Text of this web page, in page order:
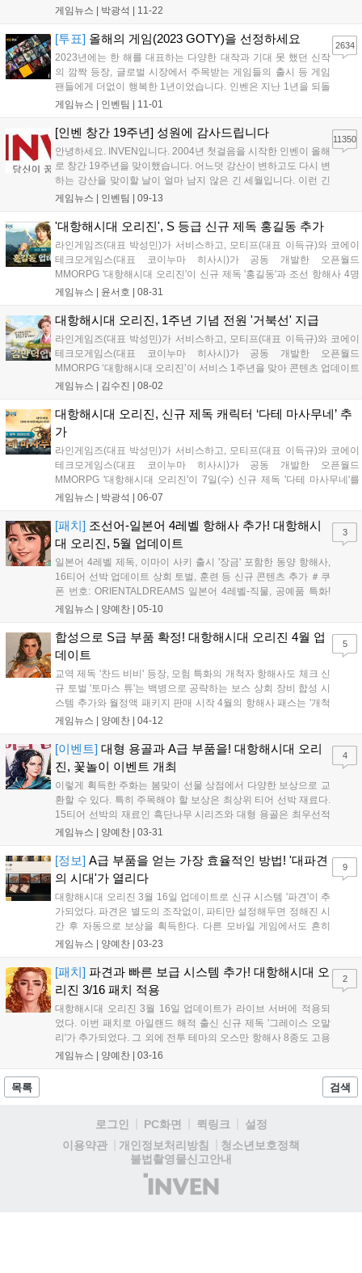
10명을 업데이트 했다고 22일 밝혔다. S등급 신규 제독 ‘피리 레이스’는
를 떠...
게임뉴스 | 박광석 11-22
[투표] 올해의 게임(2023 GOTY)을 선정하세요
2023년에는 한 해를 대표하는 다양한 대작과 기대 못 했던 신작
의 깜짝 등장, 글로벌 시장에서 주목받는 게임들의 출시 등 게임
팬들에게 더없이 행복한 1년이었습니다. 인벤은 지난 1년을 되돌
아보고 업계 전체의 창의성과 기술적 성취를 제고하고자 게임 시
함께 반영하고자 합니다. 이를 위해 202...
게임뉴스 | 인벤팀 11-01
2634
[인벤 창간 19주년] 성원에 감사드립니다
안녕하세요. INVEN입니다. 2004년 첫걸음을 시작한 인벤이 올해
로 창간 19주년을 맞이했습니다. 어느덧 강산이 변하고도 다시 변
하는 강산을 맞이할 날이 얼마 남지 않은 긴 세월입니다. 이런 긴
시간을 달려올 수 있던 원동력은 함께 해주신 유저분의 애정이 어
께 다시 한번 감사드립니다. 역동적...
게임뉴스 | 인벤팀 09-13
11350
'대항해시대 오리진', S 등급 신규 제독 홍길동 추가
라인게임즈(대표 박성민)가 서비스하고, 모티프(대표 이득규)와 코에이
테크모게임스(대표 코이누마 히사시)가 공동 개발한 오픈월드
MMORPG '대항해시대 오리진'이 신규 제독 '홍길동'과 조선 항해사 4명
을 업데이트했다고 31일 밝혔다. '홍길동'은 S등급 신규 제독 캐릭터다.
이 됐으며,...
게임뉴스 | 윤서호 08-31
대항해시대 오리진, 1주년 기념 전원 '거북선' 지급
라인게임즈(대표 박성민)가 서비스하고, 모티프(대표 이득규)와 코에이
테크모게임스(대표 코이누마 히사시)가 공동 개발한 오픈월드
MMORPG ‘대항해시대 오리진’이 서비스 1주년을 맞아 콘텐츠 업데이트
와 이용자 혜택 이벤트를 진행한다. 먼저 새로운 S등급 제독 캐릭터 ‘김
통받는 사람들...
게임뉴스 | 김수진 08-02
대항해시대 오리진, 신규 제독 캐릭터 ‘다테 마사무네’ 추
가
라인게임즈(대표 박성민)가 서비스하고, 모티프(대표 이득규)와 코에이
테크모게임스(대표 코이누마 히사시)가 공동 개발한 오픈월드
MMORPG '대항해시대 오리진'이 7일(수) 신규 제독 '다테 마사무네'를
추가하고, 예술 항해사 8명과 신규 콘텐츠를 업데이트했다. S등급 신규
해 모험을...
게임뉴스 | 박광석 06-07
[패치] 조선어-일본어 4레벨 항해사 추가! 대항해시
대 오리진, 5월 업데이트
일본어 4레벨 제독, 이마이 사키 출시 '장금' 포함한 동양 항해사,
16티어 선박 업데이트 상회 토벌, 훈련 등 신규 콘텐츠 추가 ＃쿠
폰 번호: ORIENTALDREAMS 일본어 4레벨-직물, 공예품 특화!
신규 제독 이마이 사키 출시 5월의 신규 제독, 이마이 사키는 교역
투 능력치를 갖고...
게임뉴스 | 양예찬 05-10
3
합성으로 S급 부품 확정! 대항해시대 오리진 4월 업
데이트
교역 제독 '찬드 비비' 등장, 모험 특화의 개척자 항해사도 체크 신
규 토벌 '토마스 튜'는 백병으로 공략하는 보스 상회 장비 합성 시
스템 추가와 월정액 패키지 판매 시작 4월의 항해사 패스는 '개척
자'를 테마로 한 모험 항해사들이다. 총 8명의 항해사가 추가된다.
론'이다. 상대적으로 선호도가...
게임뉴스 | 양예찬 04-12
5
[이벤트] 대형 용골과 A급 부품을! 대항해시대 오리
진, 꽃놀이 이벤트 개최
이렇게 획득한 주화는 봄맞이 선물 상점에서 다양한 보상으로 교
환할 수 있다. 특히 주목해야 할 보상은 최상위 티어 선박 재료다.
15티어 선박의 재료인 흑단나무 시리즈와 대형 용골은 최우선적
으로 교환할 것을 추천한다. 이외에도 토벌전 추가로 A급 가공 금
좋다. 메인 이벤트인 꽃놀이 이벤트 외...
게임뉴스 | 양예찬 03-31
4
[정보] A급 부품을 얻는 가장 효율적인 방법! '대파견
의 시대'가 열리다
대항해시대 오리진 3월 16일 업데이트로 신규 시스템 '파견'이 추
가되었다. 파견은 별도의 조작없이, 파티만 설정해두면 정해진 시
간 후 자동으로 보상을 획득한다. 다른 모바일 게임에서도 흔히
볼 수 있는 구조의 콘텐츠라고 할 수 있다. 다른 게임에서는 이러
에서는 다르다. 최상급 리워드를 제법 높...
게임뉴스 | 양예찬 03-23
9
[패치] 파견과 빠른 보급 시스템 추가! 대항해시대 오
리진 3/16 패치 적용
대항해시대 오리진 3월 16일 업데이트가 라이브 서버에 적용되
었다. 이번 패치로 아일랜드 해적 출신 신규 제독 '그레이스 오말
리'가 추가되었다. 그 외에 전투 테마의 오스만 항해사 8종도 고용
할 수 있다. 쿠아우테목 보상으로 건조할 수 있는 16티어 특수 선
게임뉴스 | 양예찬 03-16
2
목록 검색
로그인 PC화면 퀵링크
설정
이용약관
개인정보처리방침
청소년보호정책
불법촬영물신고안내
(주)
인